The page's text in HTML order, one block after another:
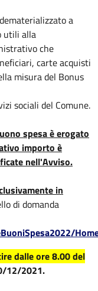
a
utili alla
che
carte acquisti
misura del Bonus
sociali del Comune.
spesa è erogato
importo è
nell'Avviso.
in
di domanda
dalle ore 8.00 del
12/2021.